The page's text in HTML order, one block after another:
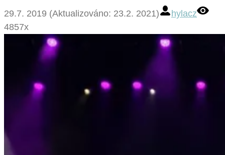
29.7. 2019 (Aktualizováno: 23.2. 2021)
hylacz
4857x